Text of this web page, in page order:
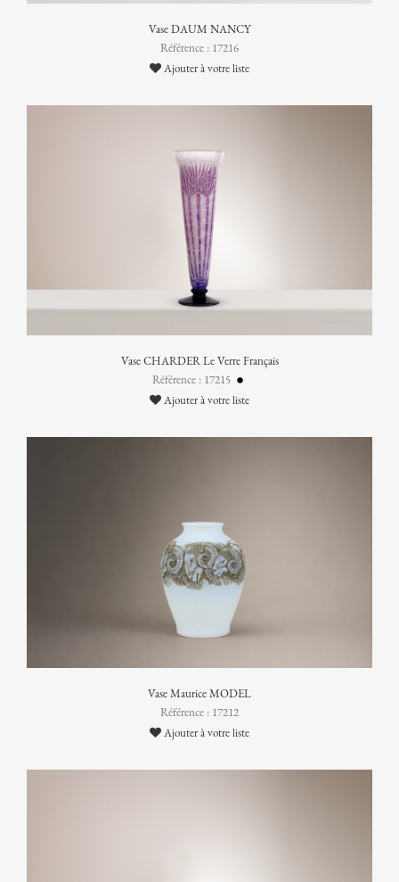
Vase DAUM NANCY
Référence : 17216
Ajouter à votre liste
Vase CHARDER Le Verre Français
Référence : 17215
Ajouter à votre liste
Vase Maurice MODEL
Référence : 17212
Ajouter à votre liste